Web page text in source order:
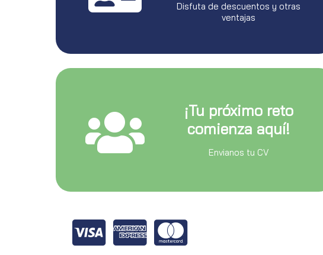
Disfuta de descuentos y otras
ventajas
¡Tu próximo reto
comienza aquí!
Envianos tu CV